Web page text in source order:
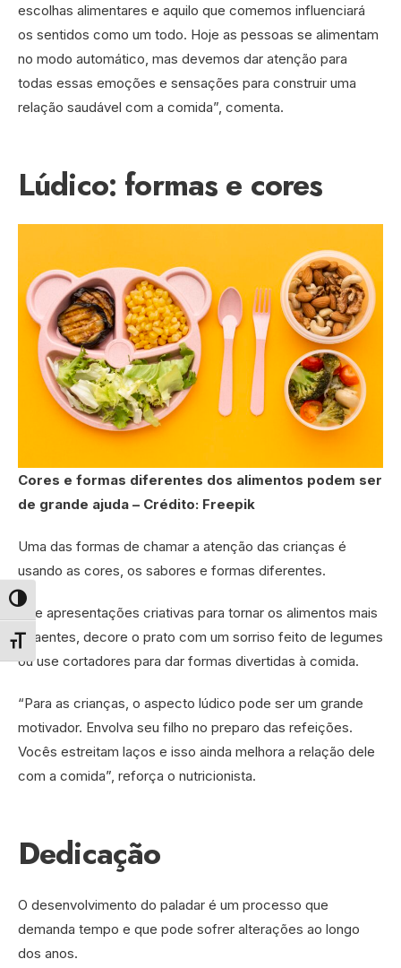
Alternar alto contraste
Alternar tamanho da fonte
escolhas alimentares e aquilo que comemos influenciará
os sentidos como um todo. Hoje as pessoas se alimentam
no modo automático, mas devemos dar atenção para
todas essas emoções e sensações para construir uma
relação saudável com a comida”, comenta.
Lúdico: formas e cores
Cores e formas diferentes dos alimentos podem ser
de grande ajuda – Crédito: Freepik
Uma das formas de chamar a atenção das crianças é
usando as cores, os sabores e formas diferentes.
Use apresentações criativas para tornar os alimentos mais
atraentes, decore o prato com um sorriso feito de legumes
ou use cortadores para dar formas divertidas à comida.
“Para as crianças, o aspecto lúdico pode ser um grande
motivador. Envolva seu filho no preparo das refeições.
Vocês estreitam laços e isso ainda melhora a relação dele
com a comida”, reforça o nutricionista.
Dedicação
O desenvolvimento do paladar é um processo que
demanda tempo e que pode sofrer alterações ao longo
dos anos.